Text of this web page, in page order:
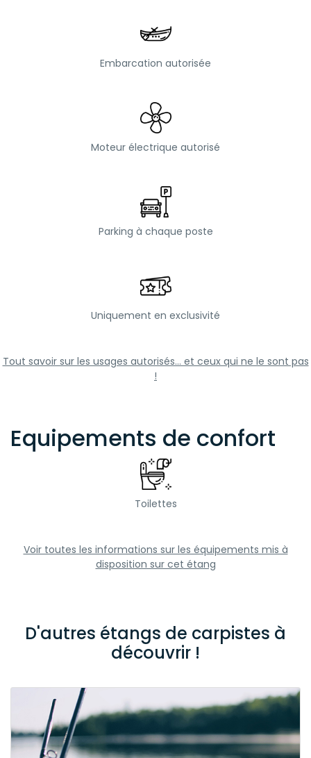
Embarcation autorisée
Moteur électrique autorisé
Parking à chaque poste
Uniquement en exclusivité
Tout savoir sur les usages autorisés... et ceux qui ne le sont pas
!
Equipements de confort
Toilettes
Voir toutes les informations sur les équipements mis à
disposition sur cet étang
D'autres étangs de carpistes à
découvrir !